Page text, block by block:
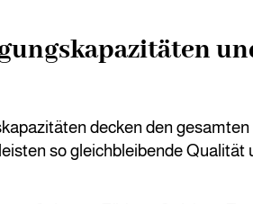
decken den
so gleichbleibende Qualität